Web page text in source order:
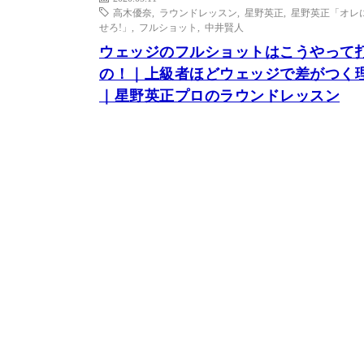
高木優奈
ラウンドレッスン 星野英正
星野英正「オレ
せろ!」
フルショット 中井賢人
ウェッジのフルショットはこうやって
の！｜上級者ほどウェッジで差がつく
｜星野英正プロのラウンドレッスン